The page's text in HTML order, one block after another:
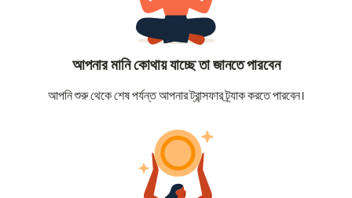
আপনার মানি কোথায় যাচ্ছে তা জানতে পারবেন
আপনি শুরু থেকে শেষ পর্যন্ত আপনার ট্রান্সফার ট্র্যাক করতে পারবেন।